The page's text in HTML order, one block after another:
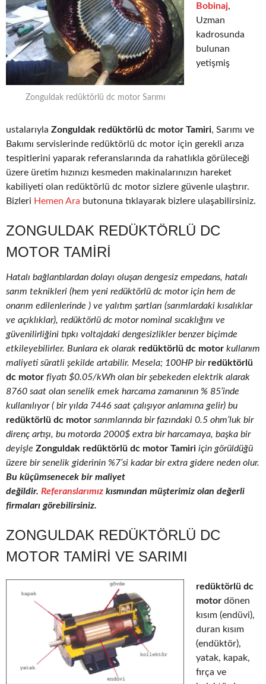
Zonguldak redüktörlü dc motor Sarımı
Bobinaj,
Uzman
kadrosunda
bulunan
yetişmiş
ustalarıyla Zonguldak redüktörlü dc motor Tamiri, Sarımı ve
Bakımı servislerinde redüktörlü dc motor için gerekli arıza
tespitlerini yaparak referanslarında da rahatlıkla görüleceği
üzere üretim hızınızı kesmeden makinalarınızın hareket
kabiliyeti olan redüktörlü dc motor sizlere güvenle ulaştırır.
Bizleri Hemen Ara butonuna tıklayarak bizlere ulaşabilirsiniz.
ZONGULDAK REDÜKTÖRLÜ DC
MOTOR TAMIRI
Hatalı bağlantılardan dolayı oluşan dengesiz empedans, hatalı
sarım teknikleri (hem yeni redüktörlü dc motor için hem de
onarım edilenlerinde ) ve yalıtım şartları (sarımlardaki kısalıklar
ve açıklıklar), redüktörlü dc motor nominal sıcaklığını ve
güvenilirliğini tıpkı voltajdaki dengesizlikler benzer biçimde
etkileyebilirler. Bunlara ek olarak redüktörlü dc motor kullanım
maliyeti süratli şekilde artabilir. Mesela; 100HP birredüktörlü
dc motor fiyatı $0.05/kWh olan bir şebekeden elektrik alarak
8760 saat olan senelik emek harcama zamanının % 85’inde
kullanılıyor ( bir yılda 7446 saat çalışıyor anlamına gelir) bu
redüktörlü dc motor sarımlarında bir fazındaki 0.5 ohm’luk bir
direnç artışı, bu motorda 2000$ extra bir harcamaya, başka bir
deyişle Zonguldak redüktörlü dc motor Tamiri için görüldüğü
üzere bir senelik giderinin %7’si kadar bir extra gidere neden olur.
Bu küçümsenecek bir maliyet
değildir. Referanslarımız kısmından müşterimiz olan değerli
firmaları görebilirsiniz.
ZONGULDAK REDÜKTÖRLÜ DC
MOTOR TAMIRI VE SARIMI
redüktörlü dc
motor dönen
kısım (endüvi),
duran kısım
(endüktör),
yatak, kapak,
fırça ve